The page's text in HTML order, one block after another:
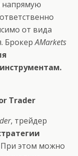
напрямую
от вида
БрокерAMarkets
Trader
, трейдер
При этом можно